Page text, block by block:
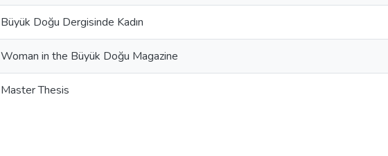
Büyük Doğu Dergisinde Kadın
Woman in the Büyük Doğu Magazine
Master Thesis